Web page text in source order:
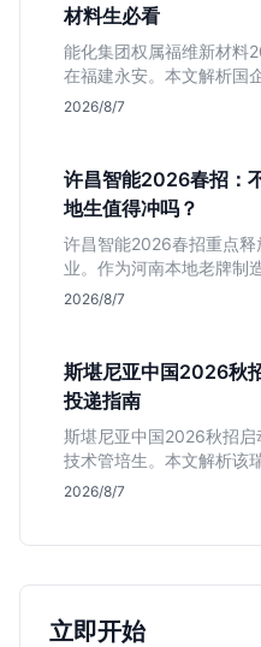
材料生必看
能化集团权属福维新材料
在福建永安。本文解析国
匹配度及工作地点限制，
2026/8/7
许昌智能2026春招：
地生值得冲吗？
许昌智能2026春招重点
业。作为河南本地老牌制
薪机会少。适合想在本地
2026/8/7
斯堪尼亚中国2026秋
投递指南
斯堪尼亚中国2026秋招启
技术管培生。本文解析该
真实职责及不限专业背后
2026/8/7
立即开始